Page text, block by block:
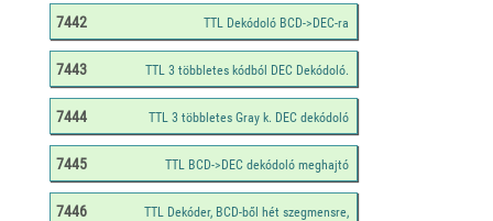
7442
7443
7444
7445
7446